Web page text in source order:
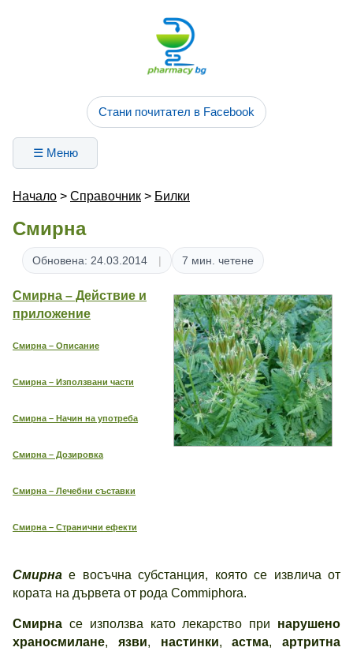
Стани почитател в Facebook
☰ Меню
Начало > Справочник > Билки
Смирна
Обновена: 24.03.2014 7 мин. четене
Смирна – Действие и
приложение
Смирна – Описание
Смирна – Използвани части
Смирна – Начин на употреба
Смирна – Дозировка
Смирна – Лечебни съставки
Смирна – Странични ефекти
Смирна е восъчна субстанция, която се извлича от
кората на дървета от рода Commiphora.
Смирна се използва като лекарство при нарушено
храносмилане, язви, настинки,астма, артритна